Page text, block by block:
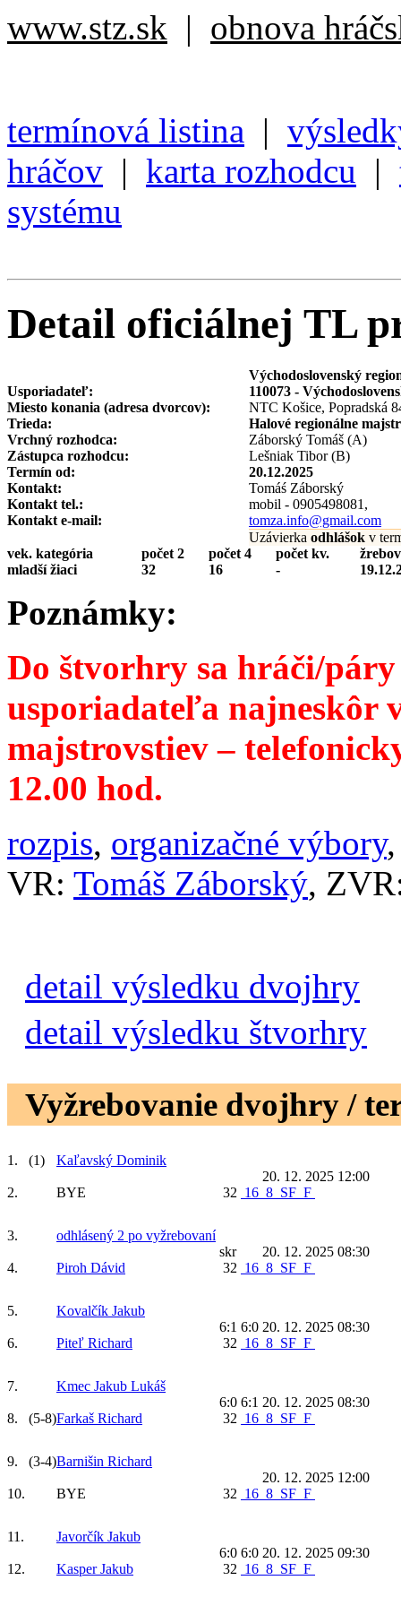
www.stz.sk | obnova
termínová listina |
hráčov | karta rozhodcu |
systému
Detail oficiálnej TL
Východoslovenský
Usporiadateľ:
110073 -
Miesto konania (adresa dvorcov):
NTC Košice, Popradská
Trieda:
Halové regionálne
Vrchný rozhodca:
Záborský Tomáš (A)
Zástupca rozhodcu:
Lešniak Tibor (B)
Termín od:
20.12.2025
Kontakt:
Tomáś Záborský
Kontakt tel.:
mobil - 0905498081,
Kontakt e-mail:
tomza.info@gmail.com
Uzávierka odhlášok v
vek. kategória
počet 2 počet 4 počet kv.
mladší žiaci
32 16 -
Poznámky:
Do štvorhry sa hráči/
usporiadateľa najneskôr
majstrovstiev –
12.00 hod.
rozpis, organizačné výbory
VR: Tomáš Záborský,
detail výsledku dvojhry
detail výsledku štvorhry
Vyžrebovanie dvojhry /
1. (1)
Kaľavský Dominik
20. 12. 2025 12:00
2.
BYE 32 16 8 SF F
3.
odhlásený 2 po vyžrebovaní
skr
20. 12. 2025 08:30
4.
Piroh Dávid 32 16 8 SF F
5.
Kovalčík Jakub
6:1 6:0 20. 12. 2025 08:30
6.
Piteľ Richard 32 16 8 SF F
7.
Kmec Jakub Lukáš
6:0 6:1 20. 12. 2025 08:30
8.
(5-8)Farkaš Richard 32 16 8 SF F
9. (3-4)Barnišin Richard
20. 12. 2025 12:00
10.
BYE 32 16 8 SF F
11.
Javorčík Jakub
6:0 6:0 20. 12. 2025 09:30
12.
Kasper Jakub 32 16 8 SF F